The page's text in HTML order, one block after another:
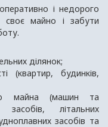
і недорого
майно і забути
ділянок;
(квартир, будинків,
майна (машин та
засобів, літальних
засобів та